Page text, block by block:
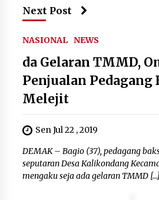
Wamenhan
8 Agustus 2026
DPD Partai
Next Post
NASIONAL NEWS
da Gelaran TMMD,
Penjualan Pedagang
Melejit
Sen Jul 22 , 2019
DEMAK – Bagio (37), pedagang
seputaran Desa Kalikondang
mengaku seja ada gelaran TMMD […]